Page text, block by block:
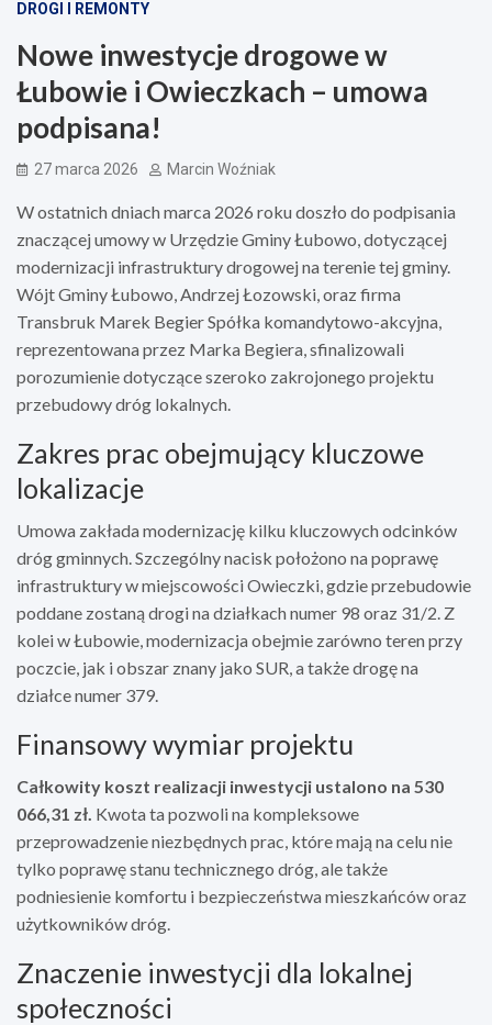
DROGI I REMONTY
Nowe inwestycje drogowe w
Łubowie i Owieczkach – umowa
podpisana!
27 marca 2026 Marcin Woźniak
W ostatnich dniach marca 2026 roku doszło do podpisania
znaczącej umowy w Urzędzie Gminy Łubowo, dotyczącej
modernizacji infrastruktury drogowej na terenie tej gminy.
Wójt Gminy Łubowo, Andrzej Łozowski, oraz firma
Transbruk Marek Begier Spółka komandytowo-akcyjna,
reprezentowana przez Marka Begiera, sfinalizowali
porozumienie dotyczące szeroko zakrojonego projektu
przebudowy dróg lokalnych.
Zakres prac obejmujący kluczowe
lokalizacje
Umowa zakłada modernizację kilku kluczowych odcinków
dróg gminnych. Szczególny nacisk położono na poprawę
infrastruktury w miejscowości Owieczki, gdzie przebudowie
poddane zostaną drogi na działkach numer 98 oraz 31/2. Z
kolei w Łubowie, modernizacja obejmie zarówno teren przy
poczcie, jak i obszar znany jako SUR, a także drogę na
działce numer 379.
Finansowy wymiar projektu
Całkowity koszt realizacji inwestycji ustalono na 530
066,31 zł. Kwota ta pozwoli na kompleksowe
przeprowadzenie niezbędnych prac, które mają na celu nie
tylko poprawę stanu technicznego dróg, ale także
podniesienie komfortu i bezpieczeństwa mieszkańców oraz
użytkowników dróg.
Znaczenie inwestycji dla lokalnej
społeczności